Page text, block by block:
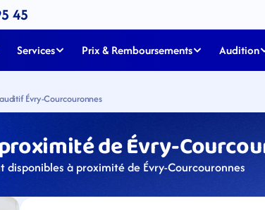
45
Services Prix & Remboursements Audition
Évry-Courcouronnes
de Évry-
disponibles à proximité de Évry-Courcouronnes